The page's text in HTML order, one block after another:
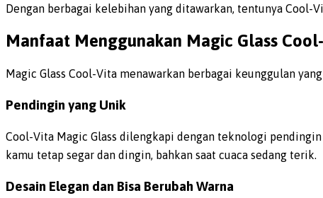
Dengan berbagai kelebihan yang ditawarkan, tentunya Cool-
Manfaat Menggunakan Magic Glass
Magic Glass Cool-Vita menawarkan berbagai keunggulan
Pendingin yang Unik
Cool-Vita Magic Glass dilengkapi dengan teknologi
kamu tetap segar dan dingin, bahkan saat cuaca sedang terik.
Desain Elegan dan Bisa Berubah Warna